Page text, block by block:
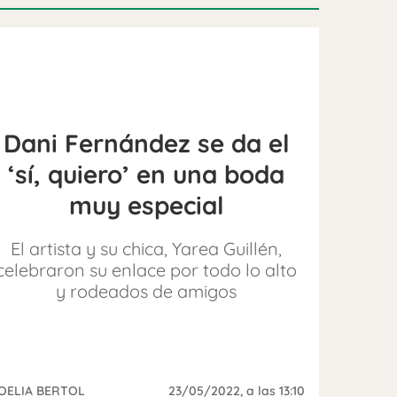
Dani Fernández se da el
‘sí, quiero’ en una boda
muy especial
El artista y su chica, Yarea Guillén,
su enlace por todo lo alto
y rodeados de amigos
BERTOL 23/05/2022, a las 13:10